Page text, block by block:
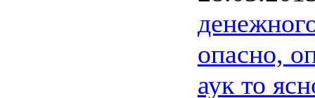
опасно,
аук то